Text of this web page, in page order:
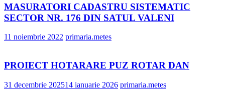
MASURATORI CADASTRU SISTEMATIC
SECTOR NR. 176 DIN SATUL VALENI
11 noiembrie 2022 primaria.metes
PROIECT HOTARARE PUZ ROTAR DAN
31 decembrie 202514 ianuarie 2026 primaria.metes